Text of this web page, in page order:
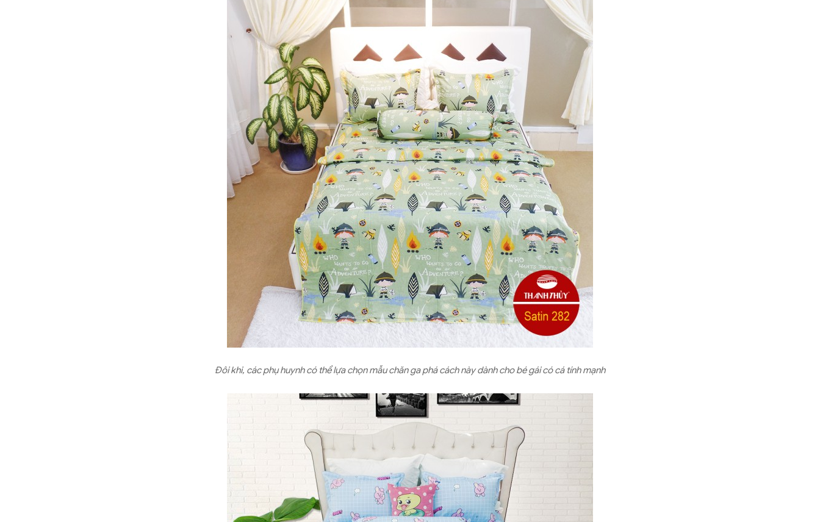
Đôi khi, các phụ huynh có thể lựa chọn mẫu chăn ga phá cách này dành cho bé gái có cá tính mạnh